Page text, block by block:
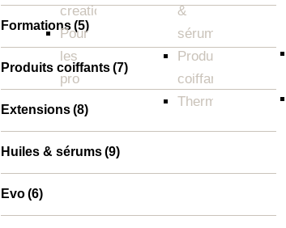
creation
Pour
les
pro
&
sérums
Produits
coiffants
Thermoprotecteurs
Formations(5)
Produits coiffants(7)
Extensions(8)
Huiles & sérums(9)
Evo(6)